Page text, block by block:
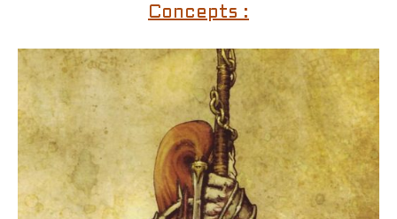
Concepts :